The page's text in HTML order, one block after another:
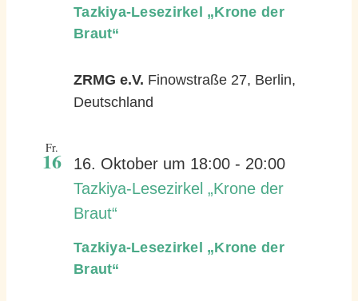
Tazkiya-Lesezirkel „Krone der
Braut“
ZRMG e.V. Finowstraße 27, Berlin,
Deutschland
Fr.
16
Tazkiya-Lesezirkel „Krone der
Braut“
16. Oktober um 18:00 - 20:00
Tazkiya-Lesezirkel „Krone der
Braut“